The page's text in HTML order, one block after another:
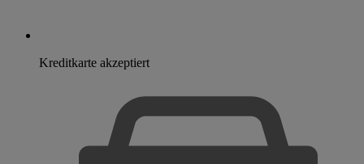
Kreditkarte akzeptiert